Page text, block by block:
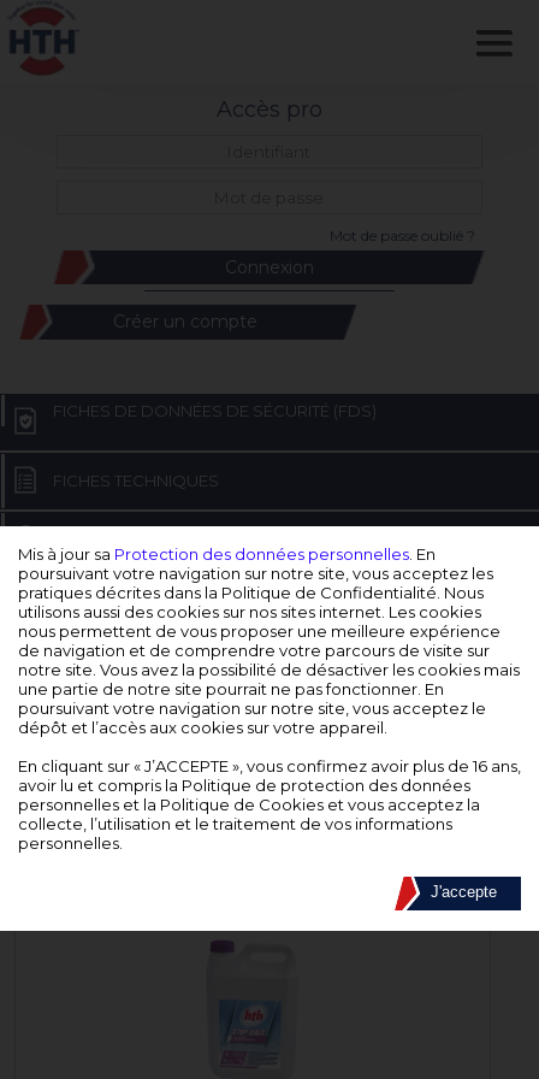
Mis à jour sa Protection des données personnelles . En
poursuivant votre navigation sur notre site, vous acceptez les
pratiques décrites dans la Politique de Confidentialité. Nous
utilisons aussi des cookies sur nos sites internet. Les cookies
nous permettent de vous proposer une meilleure expérience
de navigation et de comprendre votre parcours de visite sur
notre site. Vous avez la possibilité de désactiver les cookies mais
une partie de notre site pourrait ne pas fonctionner. En
poursuivant votre navigation sur notre site, vous acceptez le
dépôt et l’accès aux cookies sur votre appareil.
En cliquant sur « J’ACCEPTE », vous confirmez avoir plus de 16 ans,
avoir lu et compris la Politique de protection des données
personnelles et la Politique de Cookies et vous acceptez la
collecte, l’utilisation et le traitement de vos informations
personnelles.
J'accepte
Accès pro
Mot de passe oublié ?
Créer un compte
FICHES DE DONNÉES DE SÉCURITÉ (FDS)
FICHES TECHNIQUES
EQUIPE COMMERCIALE
CONTACT
BOITE À OUTILS
CATALOGUE INTERACTIF
Accueil>PISCINE>Prévention/solutions>Anti-calcaire
ANTI-CALCAIRE